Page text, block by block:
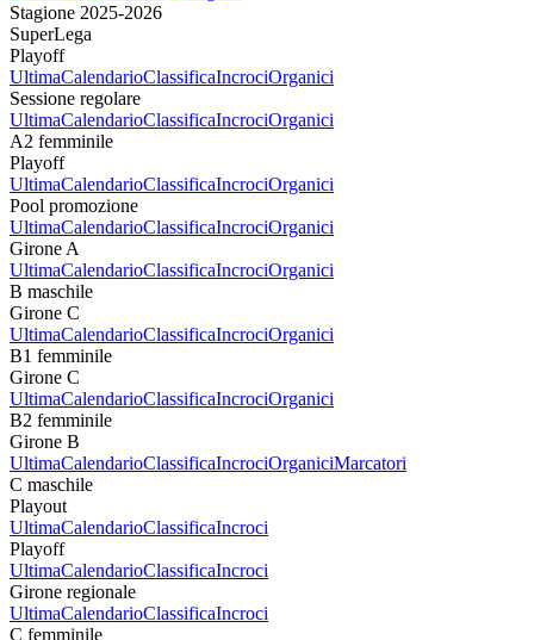
Stagione 2025-2026
SuperLega
Playoff
UltimaCalendarioClassificaIncrociOrganici
Sessione regolare
UltimaCalendarioClassificaIncrociOrganici
A2 femminile
Playoff
UltimaCalendarioClassificaIncrociOrganici
Pool promozione
UltimaCalendarioClassificaIncrociOrganici
Girone A
UltimaCalendarioClassificaIncrociOrganici
B maschile
Girone C
UltimaCalendarioClassificaIncrociOrganici
B1 femminile
Girone C
UltimaCalendarioClassificaIncrociOrganici
B2 femminile
Girone B
UltimaCalendarioClassificaIncrociOrganiciMarcatori
C maschile
Playout
UltimaCalendarioClassificaIncroci
Playoff
UltimaCalendarioClassificaIncroci
Girone regionale
UltimaCalendarioClassificaIncroci
C femminile